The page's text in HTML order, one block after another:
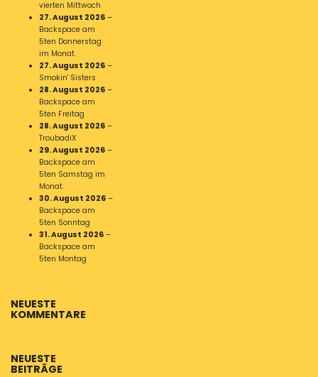
vierten Mittwoch
27. August 2026 –
Backspace am
5ten Donnerstag
im Monat.
27. August 2026 –
Smokin' Sisters
28. August 2026 –
Backspace am
5ten Freitag
28. August 2026 –
TroubadiX
29. August 2026 –
Backspace am
5ten Samstag im
Monat.
30. August 2026 –
Backspace am
5ten Sonntag
31. August 2026 –
Backspace am
5ten Montag
NEUESTE
KOMMENTARE
NEUESTE
BEITRÄGE